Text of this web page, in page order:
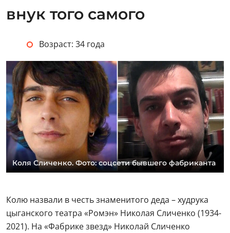
внук того самого
Возраст: 34 года
Коля Сличенко. Фото: соцсети бывшего фабриканта
Колю назвали в честь знаменитого деда – худрука
цыганского театра «Ромэн» Николая Сличенко (1934-
2021). На «Фабрике звезд» Николай Сличенко